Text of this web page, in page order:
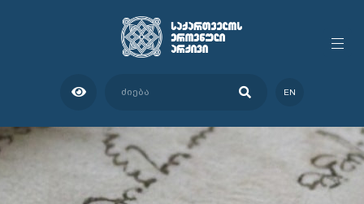
EN